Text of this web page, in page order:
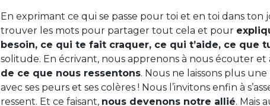
En exprimant ce qui se passe pour toi et en toi dans
trouver les mots pour partager tout cela et pour
besoin, ce qui te fait craquer, ce qui t’aide, ce que
solitude. En écrivant, nous apprenons à nous écouter
de ce que nous ressentons. Nous ne laissons plus
avec ses peurs et ses colères ! Nous l’invitons enfin à
ressent. Et ce faisant, nous devenons notre allié. Mais